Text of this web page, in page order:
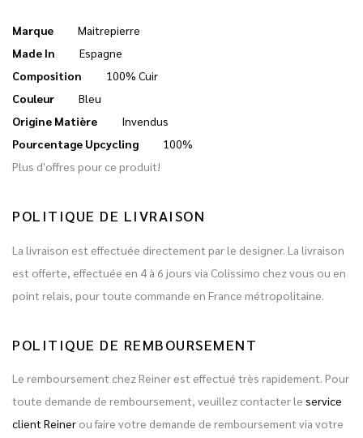
Marque
Maitrepierre
Made In
Espagne
Composition
100% Cuir
Couleur
Bleu
Origine Matière
Invendus
Pourcentage Upcycling
100%
Plus d'offres pour ce produit!
POLITIQUE DE LIVRAISON
La livraison est effectuée directement par le designer. La livraison
est offerte, effectuée en 4 à 6 jours via Colissimo chez vous ou en
point relais, pour toute commande en France métropolitaine.
POLITIQUE DE REMBOURSEMENT
Le remboursement chez Reiner est effectué très rapidement. Pour
toute demande de remboursement, veuillez contacter le service
client Reiner ou faire votre demande de remboursement via votre